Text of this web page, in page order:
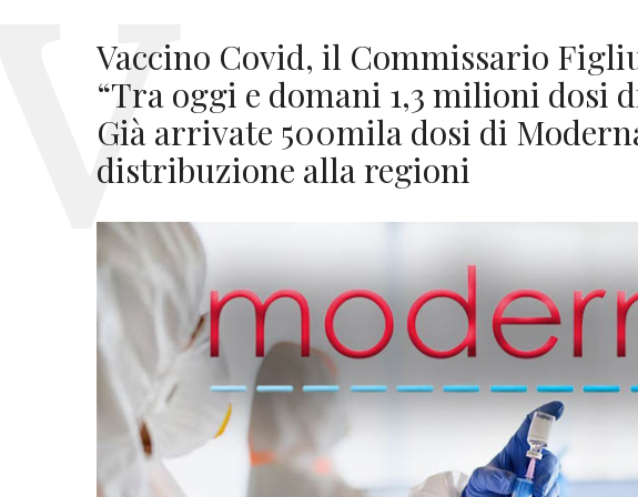
Vaccino Covid, il Commissario
“Tra oggi e domani 1,3 milioni dosi
Già arrivate 500mila dosi di
distribuzione alla regioni